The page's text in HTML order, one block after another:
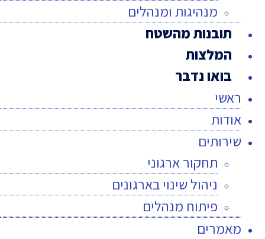
מנהיגות ומנהלים
תובנות מהשטח
המלצות
בואו נדבר
ראשי
אודות
שירותים
תחקור ארגוני
ניהול שינוי בארגונים
פיתוח מנהלים
מאמרים